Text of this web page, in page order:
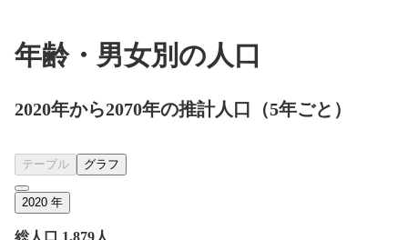
年齢・男女別の人口
2020年から2070年の推計人口（5年ごと）
テーブル グラフ
2020 年
総人口 1,879人